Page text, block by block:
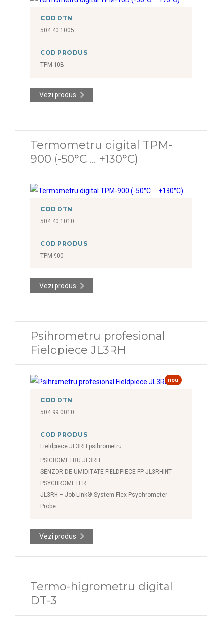
COD DTN
504.40.1005
COD PRODUS
TPM-10B
Vezi produs
Termometru digital TPM-
900 (-50°C ... +130°C)
COD DTN
504.40.1010
COD PRODUS
TPM-900
Vezi produs
Psihrometru profesional
Fieldpiece JL3RH
nou
COD DTN
504.99.0010
COD PRODUS
Fieldpiece JL3RH psihrometru
PSICROMETRU JL3RH
SENZOR DE UMIDITATE FIELDPIECE FP-JL3RHINT
PSYCHROMETER
JL3RH – Job Link® System Flex Psychrometer
Probe
Vezi produs
Termo-higrometru digital
DT-3